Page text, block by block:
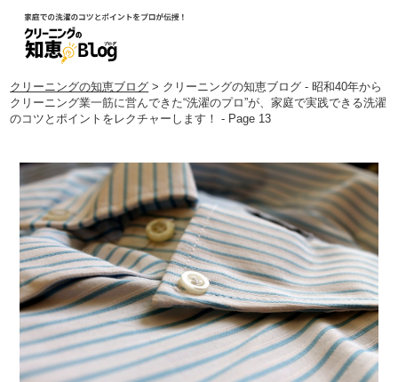
クリーニングの知恵ブログ > クリーニングの知恵ブログ - 昭和40年から
クリーニング業一筋に営んできた“洗濯のプロ”が、家庭で実践できる洗濯
のコツとポイントをレクチャーします！ - Page 13